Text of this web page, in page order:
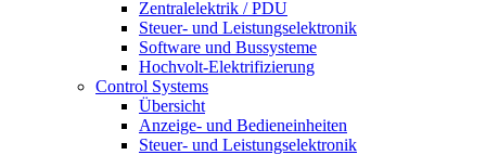
Zentralelektrik / PDU
Steuer- und Leistungselektronik
Software und Bussysteme
Hochvolt-Elektrifizierung
Control Systems
Übersicht
Anzeige- und Bedieneinheiten
Steuer- und Leistungselektronik